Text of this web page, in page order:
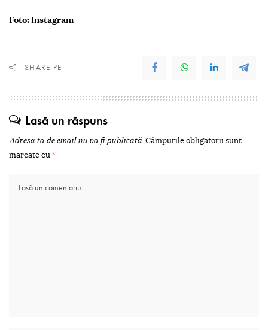
Foto: Instagram
SHARE PE
Lasă un răspuns
Adresa ta de email nu va fi publicată.Câmpurile obligatorii sunt
marcate cu *